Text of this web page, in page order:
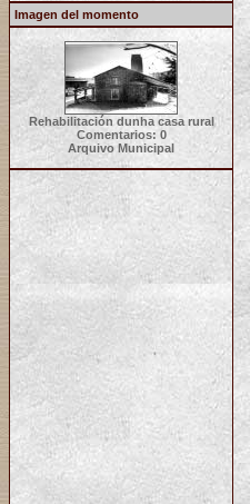
Imagen del momento
Rehabilitación dunha casa rural
Comentarios: 0
Arquivo Municipal